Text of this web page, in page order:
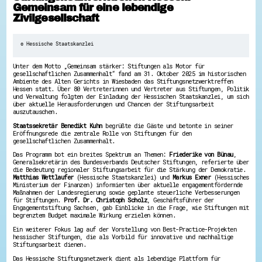
Hessen hilft Ukraine
8 Vereine x 80 Jahre x 1.000 €
Ausgezeichnete Projekte
Menschen des Respekts
SHARE IT: Teile deine Infos!
Gestalte dein Ehrenamt
Ehrenamts-Card Hessen
Engagement-Lotsen
Crowdfunding - Viele schaffen mehr
Förderprogramme
Ehrentag
Freiwilligenmanagement
Hessen engagiert - Digitale Themenabende
Kompetenznachweis Hessen
Zeugnisbeiblatt
Service-Learning
Mach dich schlau
Gemeinsam für eine lebendige
Zivilgesellschaft
© Hessische Staatskanzlei
Unter dem Motto „Gemeinsam stärker: Stiftungen als Motor für
gesellschaftlichen Zusammenhalt“ fand am 31. Oktober 2025 im historischen
Ambiente des Alten Gerichts in Wiesbaden das Stiftungsnetzwerktreffen
Hessen statt. Über 80 Vertreterinnen und Vertreter aus Stiftungen, Politik
und Verwaltung folgten der Einladung der Hessischen Staatskanzlei, um sich
über aktuelle Herausforderungen und Chancen der Stiftungsarbeit
auszutauschen.
Staatssekretär Benedikt Kuhnbegrüßte die Gäste und betonte in seiner
Eröffnungsrede die zentrale Rolle von Stiftungen für den
gesellschaftlichen Zusammenhalt.
Das Programm bot ein breites Spektrum an Themen: Friederike von Bünau,
Generalsekretärin des Bundesverbands Deutscher Stiftungen, referierte über
die Bedeutung regionaler Stiftungsarbeit für die Stärkung der Demokratie.
Matthias Wettlaufer(Hessische Staatskanzlei) und Markus Exner(Hessisches
Ministerium der Finanzen) informierten über aktuelle engagementfördernde
Maßnahmen der Landesregierung sowie geplante steuerliche Verbesserungen
für Stiftungen. Prof. Dr. Christoph Scholz, Geschäftsführer der
Engagementstiftung Sachsen, gab Einblicke in die Frage, wie Stiftungen mit
begrenztem Budget maximale Wirkung erzielen können.
Ein weiterer Fokus lag auf der Vorstellung von Best-Practice-Projekten
hessischer Stiftungen, die als Vorbild für innovative und nachhaltige
Stiftungsarbeit dienen.
Das Hessische Stiftungsnetzwerk dient als lebendige Plattform für